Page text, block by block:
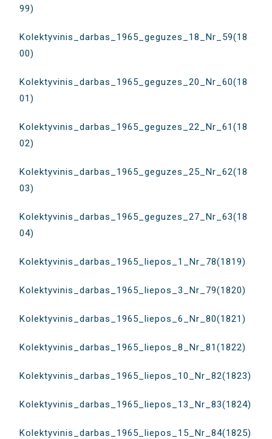
99)
Kolektyvinis_darbas_1965_geguzes_18_Nr_59(18
00)
Kolektyvinis_darbas_1965_geguzes_20_Nr_60(18
01)
Kolektyvinis_darbas_1965_geguzes_22_Nr_61(18
02)
Kolektyvinis_darbas_1965_geguzes_25_Nr_62(18
03)
Kolektyvinis_darbas_1965_geguzes_27_Nr_63(18
04)
Kolektyvinis_darbas_1965_liepos_1_Nr_78(1819)
Kolektyvinis_darbas_1965_liepos_3_Nr_79(1820)
Kolektyvinis_darbas_1965_liepos_6_Nr_80(1821)
Kolektyvinis_darbas_1965_liepos_8_Nr_81(1822)
Kolektyvinis_darbas_1965_liepos_10_Nr_82(1823)
Kolektyvinis_darbas_1965_liepos_13_Nr_83(1824)
Kolektyvinis_darbas_1965_liepos_15_Nr_84(1825)